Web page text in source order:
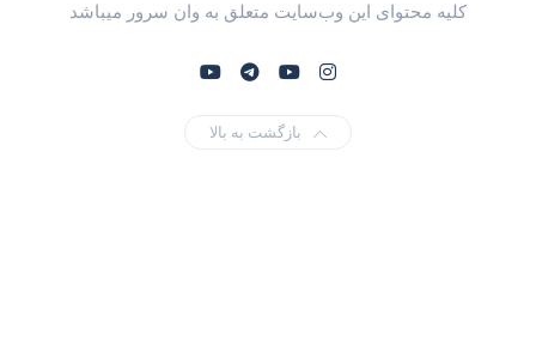
کلیه محتوای این وب‌سایت متعلق به وان سرور میباشد
بازگشت به بالا